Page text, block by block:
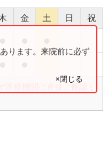
金 土 日 祝
療機関に直接ご確認く
ります。来院前に必ず
×閉じる